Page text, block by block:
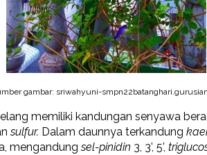
gambar: sriwahyuni-
memiliki kandungan senyawa
sulfur. Dalam daunnya terkandung
mengandungsel-pinidin 3, 3’, 5’,